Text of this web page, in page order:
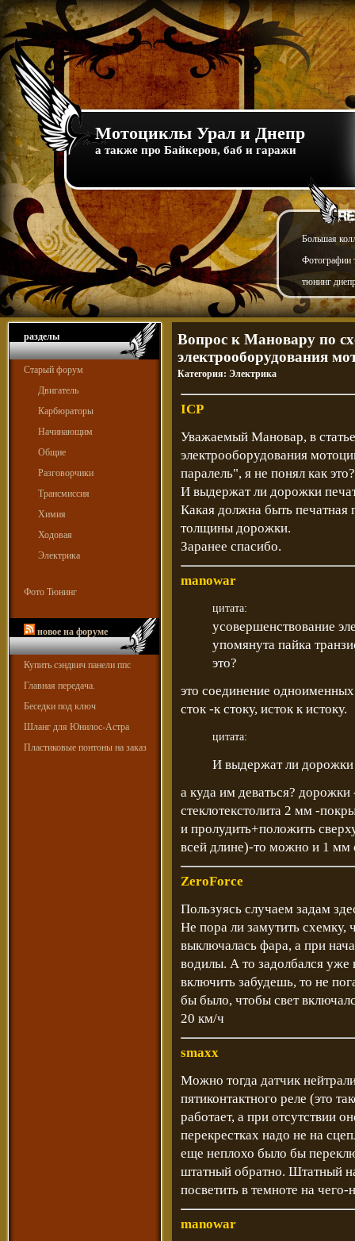
Мотоциклы Урал и Днепр
а также про Байкеров, баб и гаражи
Большая
Фотографии
тюнинг
разделы
Старый форум
Двигатель
Карбюраторы
Начинающим
Общие
Разговорчики
Трансмиссия
Химия
Ходовая
Электрика
Фото Тюнинг
новое на форуме
Купить сэндвич панели ппс
Главная передача.
Беседки под ключ
Шланг для Юнилос-Астра
Пластиковые понтоны на заказ
Вопрос к Мановару по
электрооборудования
Категория: Электрика
ICP
Уважаемый Мановар, в
электрооборудования
паралель", я не понял как это?
И выдержат ли дорожки
Какая должна быть печатная
толщины дорожки.
Заранее спасибо.
manowar
цитата:
усовершенствование
упомянута пайка
это?
это соединение
сток -к стоку, исток к истоку.
цитата:
И выдержат ли дорожки
а куда им деваться?
стеклотекстолита 2 мм -
и пролудить+положить
всей длине)-то можно и 1 мм
ZeroForce
Пользуясь случаем задам
Не пора ли замутить схемку,
выключалась фара, а при
водилы. А то задолбался уже
включить забудешь, то не
бы было, чтобы свет
20 км/ч
smaxx
Можно тогда датчик
пятиконтактного реле (это
работает, а при отсутствии
перекрестках надо не на
еще неплохо было бы
штатный обратно. Штатный
посветить в темноте на чего-
manowar